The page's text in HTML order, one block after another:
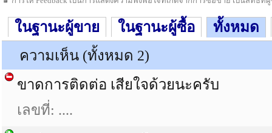
ในฐานะผู้ขาย ในฐานะผู้ซื้อ
ทั้งหมด
ความเห็น (ทั้งหมด 2)
ขาดการติดต่อ เสียใจด้วยนะครับ
เลขที่: ....